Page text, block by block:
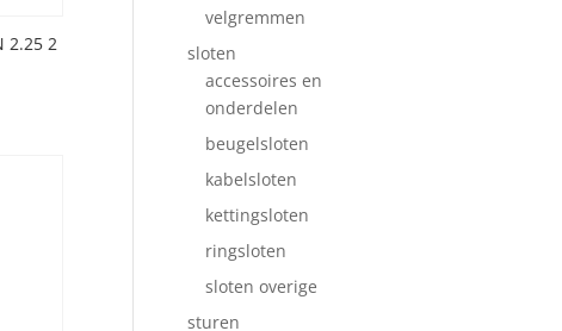
2.25 2
velgremmen
sloten
accessoires en
onderdelen
beugelsloten
kabelsloten
kettingsloten
ringsloten
sloten overige
sturen